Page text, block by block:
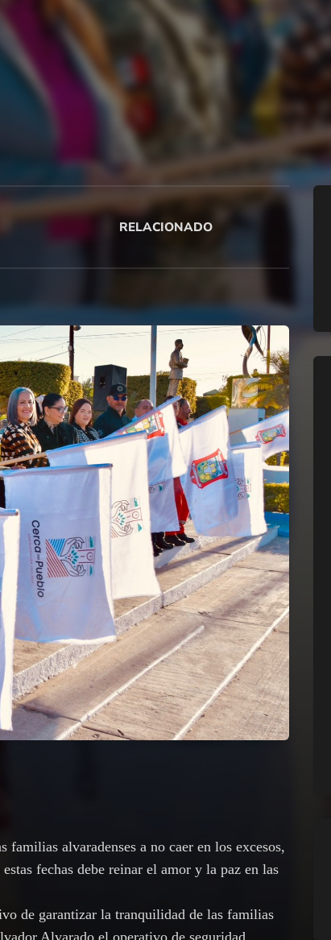
RELACIONADO
alvaradenses a no caer en los excesos,
fechas debe reinar el amor y la paz en las
de garantizar la tranquilidad de las familias